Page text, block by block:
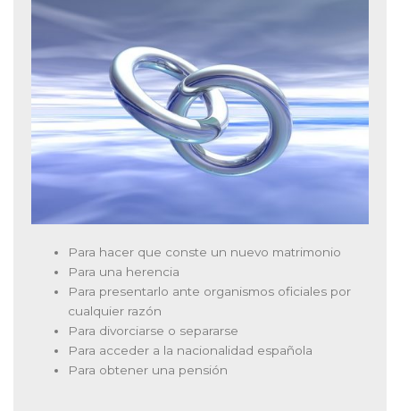
Para hacer que conste un nuevo matrimonio
Para una herencia
Para presentarlo ante organismos oficiales por
cualquier razón
Para divorciarse o separarse
Para acceder a la nacionalidad española
Para obtener una pensión